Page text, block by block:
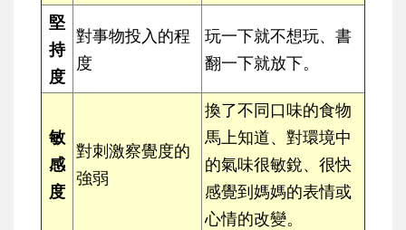
堅
持
度
對事物投入的程
度
玩一下就不想玩、書
翻一下就放下。
敏
感
度
對刺激察覺度的
強弱
換了不同口味的食物
馬上知道、對環境中
的氣味很敏銳、很快
感覺到媽媽的表情或
心情的改變。